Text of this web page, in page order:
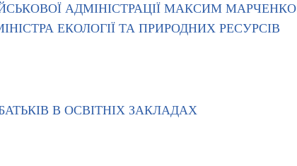
АДМІНІСТРАЦІЇ МАКСИМ МАРЧЕНКО
ЕКОЛОГІЇ ТА ПРИРОДНИХ РЕСУРСІВ
В ОСВІТНІХ ЗАКЛАДАХ